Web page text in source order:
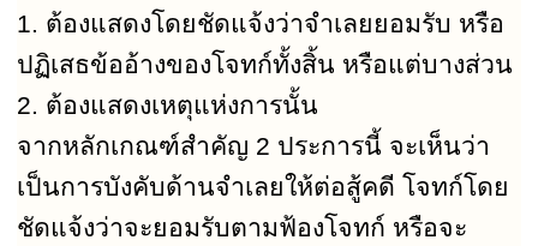
1. ต้องแสดงโดยชัดแจ้งว่าจำเลยยอมรับ หรือ
ปฏิเสธข้ออ้างของโจทก์ทั้งสิ้น หรือแต่บางส่วน
2. ต้องแสดงเหตุแห่งการนั้น
จากหลักเกณฑ์สำคัญ 2 ประการนี้ จะเห็นว่า
เป็นการบังคับด้านจำเลยให้ต่อสู้คดี โจทก์โดย
ชัดแจ้งว่าจะยอมรับตามฟ้องโจทก์ หรือจะ